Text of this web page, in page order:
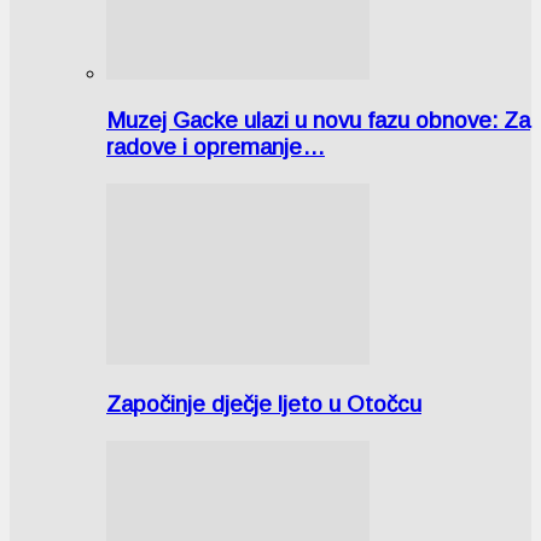
Muzej Gacke ulazi u novu fazu obnove: Za
radove i opremanje…
Započinje dječje ljeto u Otočcu